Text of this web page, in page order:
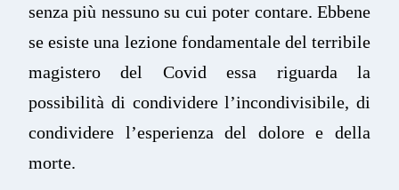
senza più nessuno su cui poter contare. Ebbene
se esiste una lezione fondamentale del terribile
magistero del Covid essa riguarda la
possibilità di condividere l’incondivisibile, di
condividere l’esperienza del dolore e della
morte.